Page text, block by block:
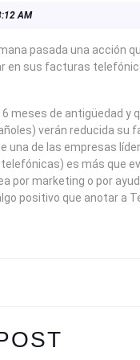
AM
pasada una acción
en sus facturas
6 meses de antigüedad
verán reducida su
una de las empresas
es más que
por marketing o por
positivo que anotar a